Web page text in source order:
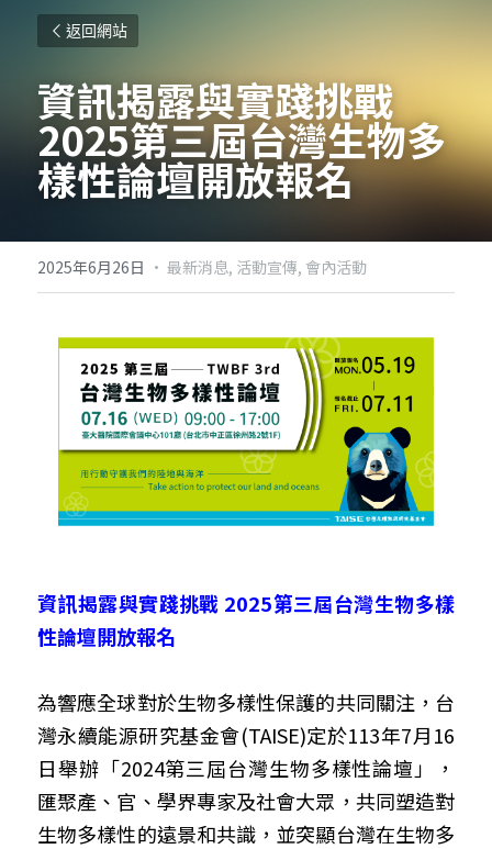
返回網站
資訊揭露與實踐挑戰
2025第三屆台灣生物多
樣性論壇開放報名
2025年6月26日 · 最新消息, 活動宣傳, 會內活動
資訊揭露與實踐挑戰 2025第三屆台灣生物多樣
性論壇開放報名
為響應全球對於生物多樣性保護的共同關注，台
灣永續能源研究基金會(TAISE)定於113年7月16
日舉辦「2024第三屆台灣生物多樣性論壇」，
匯聚產、官、學界專家及社會大眾，共同塑造對
生物多樣性的遠景和共識，並突顯台灣在生物多